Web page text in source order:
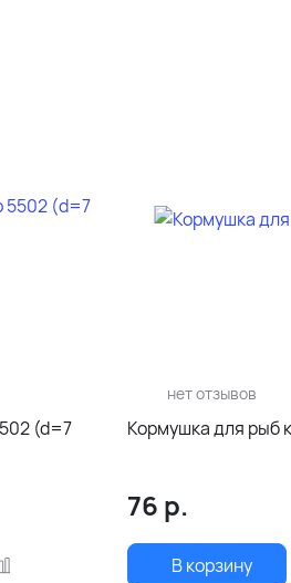
(d=7
нет отзывов
Кормушка для рыб
76 р.
В корзину